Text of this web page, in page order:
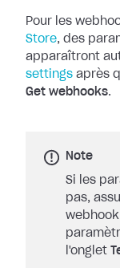
Pour les
Store, des
apparaîtront
settings après
Get webhooks.
Note
Si les
pas,
l'onglet